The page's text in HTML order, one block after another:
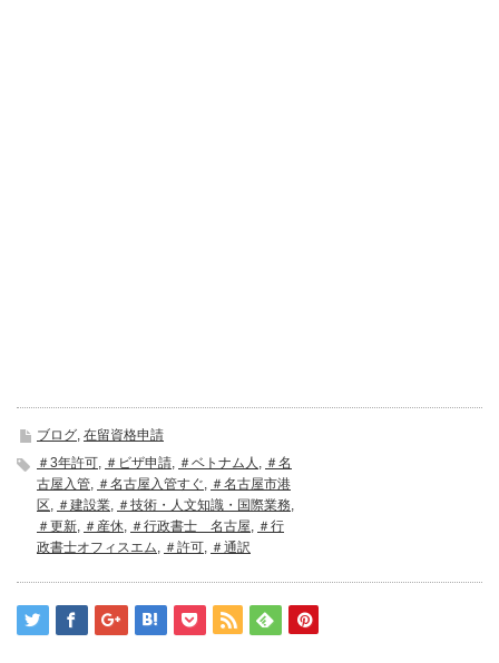
ブログ, 在留資格申請
＃3年許可, ＃ビザ申請, ＃ベトナム人 , ＃名
古屋入管, ＃名古屋入管すぐ, ＃名古屋市港
区, ＃建設業, ＃技術・人文知識・国際業務,
＃更新, ＃産休, ＃行政書士 名古屋, ＃行
政書士オフィスエム, ＃許可, ＃通訳